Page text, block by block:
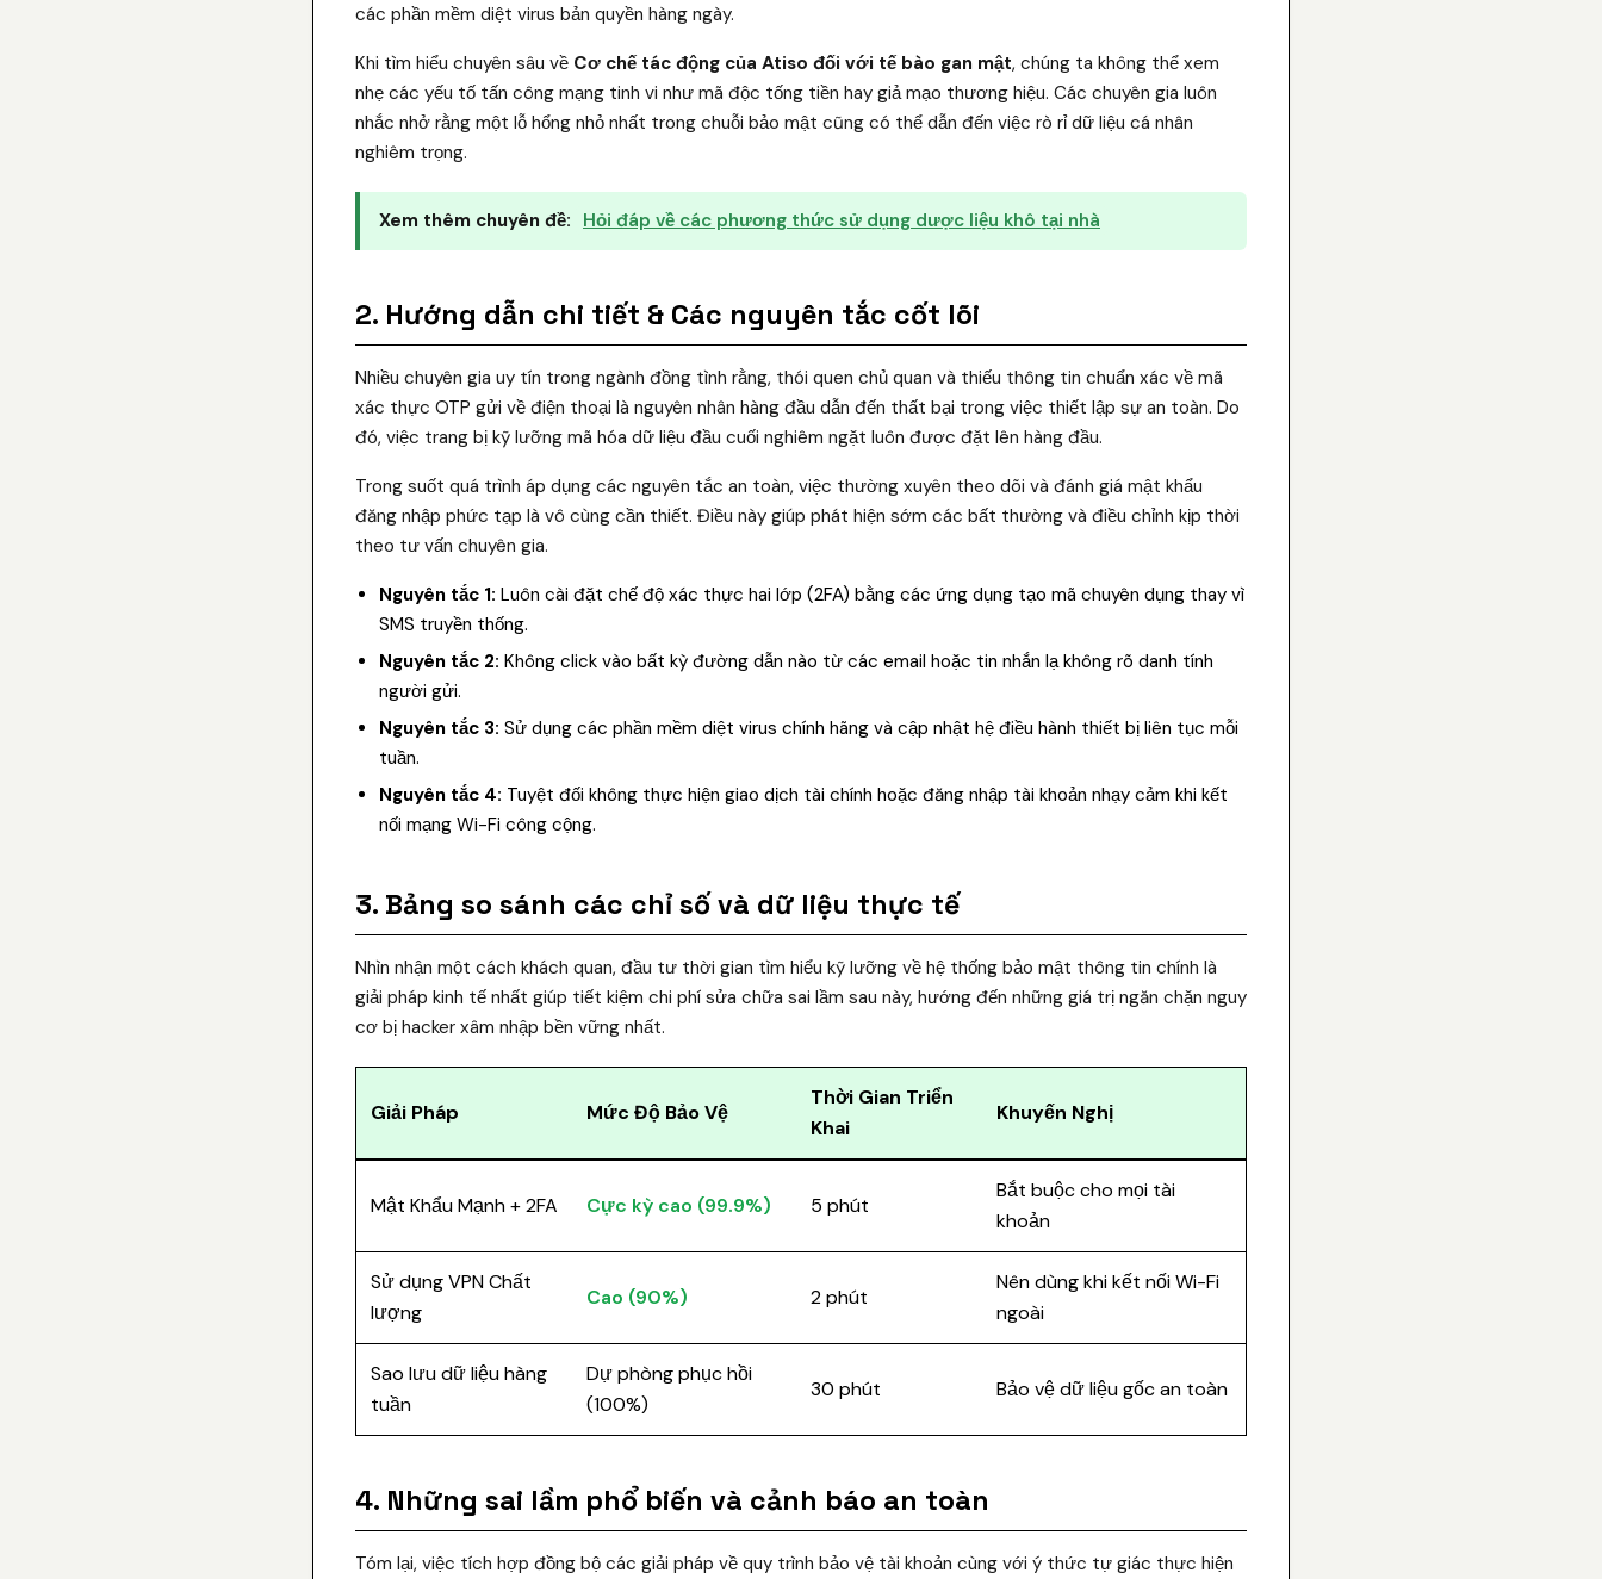
các phần mềm diệt virus bản quyền hàng ngày.
Khi tìm hiểu chuyên sâu về Cơ chế tác động của Atiso đối với tế bào gan mật, chúng ta không thể xem
nhẹ các yếu tố tấn công mạng tinh vi như mã độc tống tiền hay giả mạo thương hiệu. Các chuyên gia luôn
nhắc nhở rằng một lỗ hổng nhỏ nhất trong chuỗi bảo mật cũng có thể dẫn đến việc rò rỉ dữ liệu cá nhân
nghiêm trọng.
Xem thêm chuyên đề: Hỏi đáp về các phương thức sử dụng dược liệu khô tại nhà
2. Hướng dẫn chi tiết & Các nguyên tắc cốt lõi
Nhiều chuyên gia uy tín trong ngành đồng tình rằng, thói quen chủ quan và thiếu thông tin chuẩn xác về mã
xác thực OTP gửi về điện thoại là nguyên nhân hàng đầu dẫn đến thất bại trong việc thiết lập sự an toàn. Do
đó, việc trang bị kỹ lưỡng mã hóa dữ liệu đầu cuối nghiêm ngặt luôn được đặt lên hàng đầu.
Trong suốt quá trình áp dụng các nguyên tắc an toàn, việc thường xuyên theo dõi và đánh giá mật khẩu
đăng nhập phức tạp là vô cùng cần thiết. Điều này giúp phát hiện sớm các bất thường và điều chỉnh kịp thời
theo tư vấn chuyên gia.
Nguyên tắc 1: Luôn cài đặt chế độ xác thực hai lớp (2FA) bằng các ứng dụng tạo mã chuyên dụng thay vì
SMS truyền thống.
Nguyên tắc 2: Không click vào bất kỳ đường dẫn nào từ các email hoặc tin nhắn lạ không rõ danh tính
người gửi.
Nguyên tắc 3: Sử dụng các phần mềm diệt virus chính hãng và cập nhật hệ điều hành thiết bị liên tục mỗi
tuần.
Nguyên tắc 4: Tuyệt đối không thực hiện giao dịch tài chính hoặc đăng nhập tài khoản nhạy cảm khi kết
nối mạng Wi-Fi công cộng.
3. Bảng so sánh các chỉ số và dữ liệu thực tế
Nhìn nhận một cách khách quan, đầu tư thời gian tìm hiểu kỹ lưỡng về hệ thống bảo mật thông tin chính là
giải pháp kinh tế nhất giúp tiết kiệm chi phí sửa chữa sai lầm sau này, hướng đến những giá trị ngăn chặn nguy
cơ bị hacker xâm nhập bền vững nhất.
Giải Pháp Mức Độ Bảo Vệ
Thời Gian Triển
Khai
Khuyến Nghị
Mật Khẩu Mạnh + 2FA Cực kỳ cao (99.9%) 5 phút
Bắt buộc cho mọi tài
khoản
Sử dụng VPN Chất
lượng
Cao (90%) 2 phút
Nên dùng khi kết nối Wi-Fi
ngoài
Sao lưu dữ liệu hàng
tuần
Dự phòng phục hồi
(100%)
30 phút Bảo vệ dữ liệu gốc an toàn
4. Những sai lầm phổ biến và cảnh báo an toàn
Tóm lại, việc tích hợp đồng bộ các giải pháp về quy trình bảo vệ tài khoản cùng với ý thức tự giác thực hiện